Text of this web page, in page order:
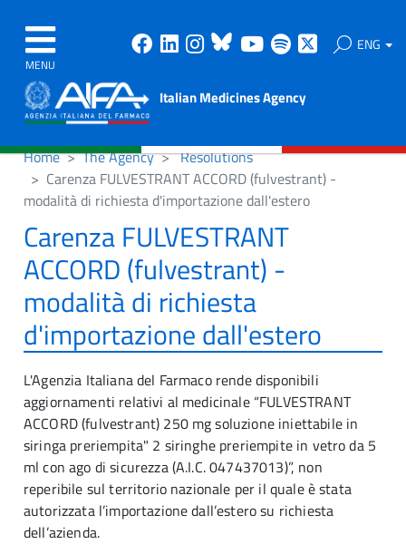
MENU
Facebook
Linkedin
Instagram
Bluesky
Youtube
Spotify ENG
Italian Medicines Agency
Home The Agency
Resolutions
Carenza FULVESTRANT ACCORD (fulvestrant) -
modalità di richiesta d'importazione dall'estero
Carenza FULVESTRANT
ACCORD (fulvestrant) -
modalità di richiesta
d'importazione dall'estero
L'Agenzia Italiana del Farmaco rende disponibili
aggiornamenti relativi al medicinale “FULVESTRANT
ACCORD (fulvestrant) 250 mg soluzione iniettabile in
siringa preriempita" 2 siringhe preriempite in vetro da 5
ml con ago di sicurezza (A.I.C. 047437013)”, non
reperibile sul territorio nazionale per il quale è stata
autorizzata l’importazione dall’estero su richiesta
dell’azienda.